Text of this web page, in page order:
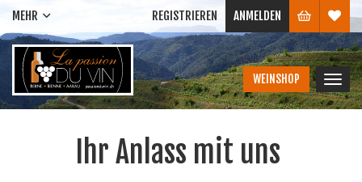
MEHR REGISTRIEREN ANMELDEN
WEINSHOP
ein-/
Ihr Anlass mit uns